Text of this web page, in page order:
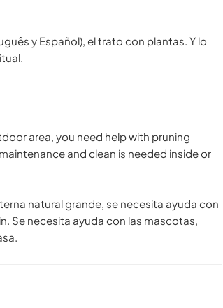
y Español), el trato con plantas. Y lo
area, you need help with pruning
and clean is needed inside or
natural grande, se necesita ayuda con
Se necesita ayuda con las mascotas,